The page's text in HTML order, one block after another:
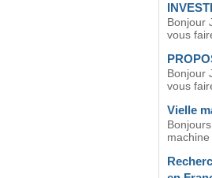
Bonjour
vous
Bonjour
vous
Vielle